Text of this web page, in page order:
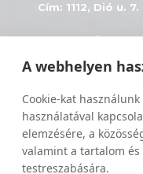
Cím: 1112, Dió u. 7.
Adatkezelés
Szállítási
A webhelyen
Cookie-kat
használatával
elemzésére, a
valamint a tartalom
testreszabására.